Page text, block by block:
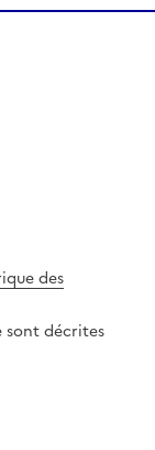
des
sont décrites